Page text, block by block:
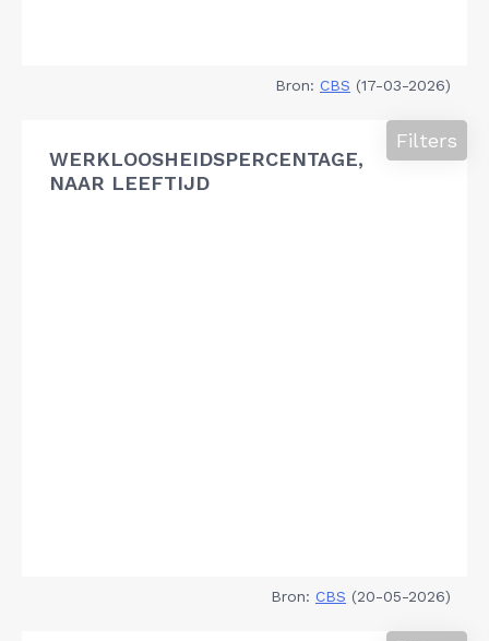
Bron: CBS (17-03-2026)
WERKLOOSHEIDSPERCENTAGE,
NAAR LEEFTIJD
Filters
Bron: CBS (20-05-2026)